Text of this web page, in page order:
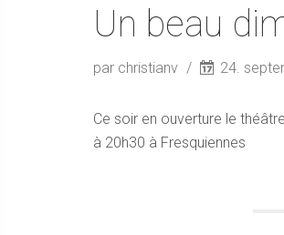
Un beau
par christianv 24.
Ce soir en ouverture le
à 20h30 à Fresquiennes